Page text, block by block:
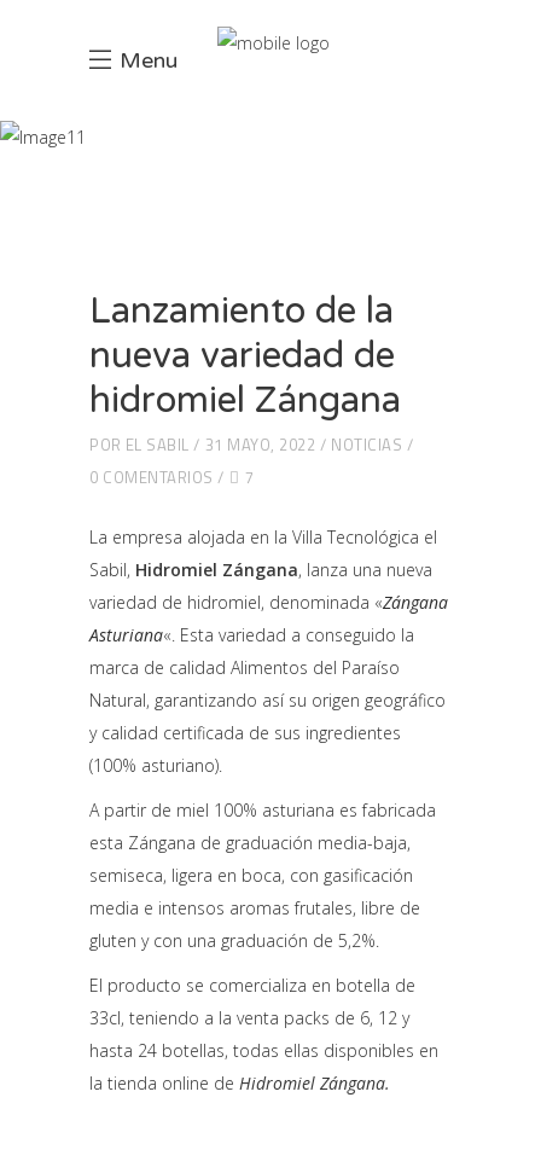
Menu
Lanzamiento de la
nueva variedad de
hidromiel Zángana
POR EL SABIL 31 MAYO, 2022
NOTICIAS
0 COMENTARIOS
7
La empresa alojada en la Villa Tecnológica el
Sabil, Hidromiel Zángana, lanza una nueva
variedad de hidromiel, denominada «Zángana
Asturiana«. Esta variedad a conseguido la
marca de calidad Alimentos del Paraíso
Natural, garantizando así su origen geográfico
y calidad certificada de sus ingredientes
(100% asturiano).
A partir de miel 100% asturiana es fabricada
esta Zángana de graduación media-baja,
semiseca, ligera en boca, con gasificación
media e intensos aromas frutales, libre de
gluten y con una graduación de 5,2%.
El producto se comercializa en botella de
33cl, teniendo a la venta packs de 6, 12 y
hasta 24 botellas, todas ellas disponibles en
la tienda online de Hidromiel Zángana.